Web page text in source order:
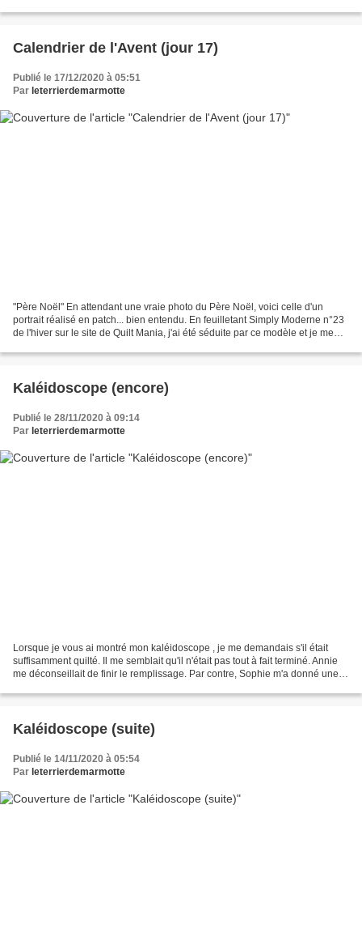
Calendrier de l'Avent (jour 17)
Publié le 17/12/2020 à 05:51
Par leterrierdemarmotte
"Père Noël" En attendant une vraie photo du Père Noël, voici celle d'un
portrait réalisé en patch... bien entendu. En feuilletant Simply Moderne n°23
de l'hiver sur le site de Quilt Mania, j'ai été séduite par ce modèle et je me
Kaléidoscope (encore)
Publié le 28/11/2020 à 09:14
Par leterrierdemarmotte
Lorsque je vous ai montré mon kaléidoscope , je me demandais s'il était
suffisamment quilté. Il me semblait qu'il n'était pas tout à fait terminé. Annie
me déconseillait de finir le remplissage. Par contre, Sophie m'a donné une
Kaléidoscope (suite)
Publié le 14/11/2020 à 05:54
Par leterrierdemarmotte